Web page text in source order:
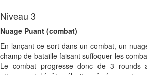
Niveau 3
Nuage Puant (combat)
En lançant ce sort dans un combat, un
champ de bataille faisant suffoquer les
Le combat progresse donc de 3